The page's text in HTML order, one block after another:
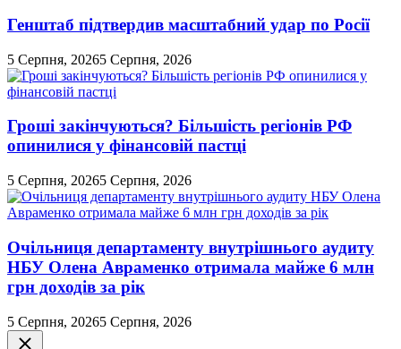
Генштаб підтвердив масштабний удар по Росії
5 Серпня, 20265 Серпня, 2026
Гроші закінчуються? Більшість регіонів РФ
опинилися у фінансовій пастці
5 Серпня, 20265 Серпня, 2026
Очільниця департаменту внутрішнього аудиту
НБУ Олена Авраменко отримала майже 6 млн
грн доходів за рік
5 Серпня, 20265 Серпня, 2026
Закрити